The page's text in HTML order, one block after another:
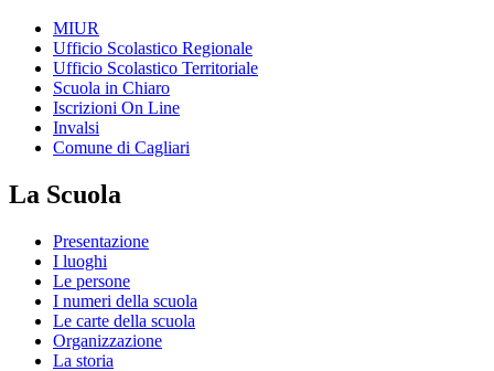
MIUR
Ufficio Scolastico Regionale
Ufficio Scolastico Territoriale
Scuola in Chiaro
Iscrizioni On Line
Invalsi
Comune di Cagliari
La Scuola
Presentazione
I luoghi
Le persone
I numeri della scuola
Le carte della scuola
Organizzazione
La storia